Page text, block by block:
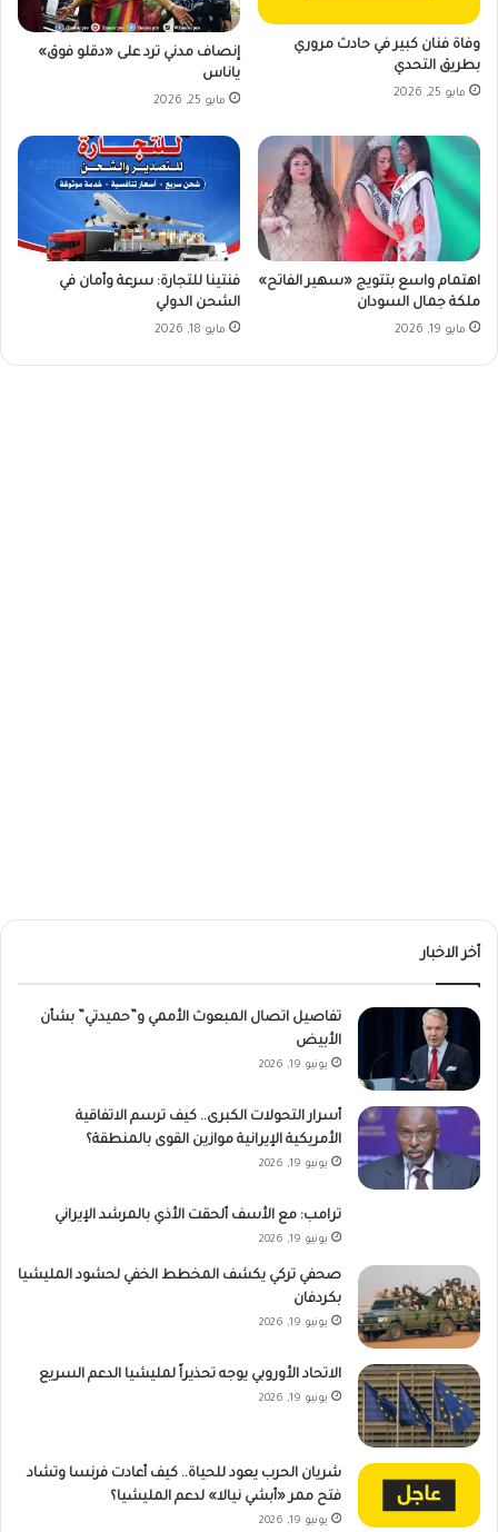
وفاة فنان كبير في حادث مروري
بطريق التحدي
مايو 25, 2026
إنصاف مدني ترد على «دقلو فوق»
ياناس
مايو 25, 2026
اهتمام واسع بتتويج «سهير الفاتح»
ملكة جمال السودان
مايو 19, 2026
فنتينا للتجارة: سرعة وأمان في
الشحن الدولي
مايو 18, 2026
أخر الاخبار
تفاصيل اتصال المبعوث الأممي و”حميدتي” بشأن
الأبيض
يونيو 19, 2026
أسرار التحولات الكبرى.. كيف ترسم الاتفاقية
الأمريكية الإيرانية موازين القوى بالمنطقة؟
يونيو 19, 2026
ترامب: مع الأسف ألحقت الأذي بالمرشد الإيراني
يونيو 19, 2026
صحفي تركي يكشف المخطط الخفي لحشود المليشيا
بكردفان
يونيو 19, 2026
الاتحاد الأوروبي يوجه تحذيراً لمليشيا الدعم السريع
يونيو 19, 2026
شريان الحرب يعود للحياة.. كيف أعادت فرنسا وتشاد
فتح ممر «أبشي نيالا» لدعم المليشيا؟
يونيو 19, 2026